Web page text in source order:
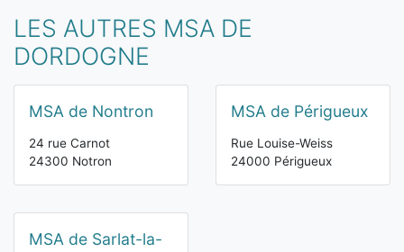
LES AUTRES MSA DE
DORDOGNE
MSA de Nontron
24 rue Carnot
24300 Notron
MSA de Périgueux
Rue Louise-Weiss
24000 Périgueux
MSA de Sarlat-la-